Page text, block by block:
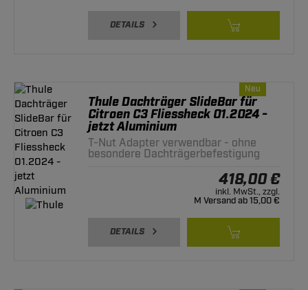
DETAILS
Neu
Thule Dachträger SlideBar für
Citroen C3 Fliessheck 01.2024 -
jetzt Aluminium
T-Nut Adapter verwendbar - ohne
besondere Dachträgerbefestigung
418,00 €
inkl. MwSt., zzgl.
M Versand ab 15,00 €
DETAILS